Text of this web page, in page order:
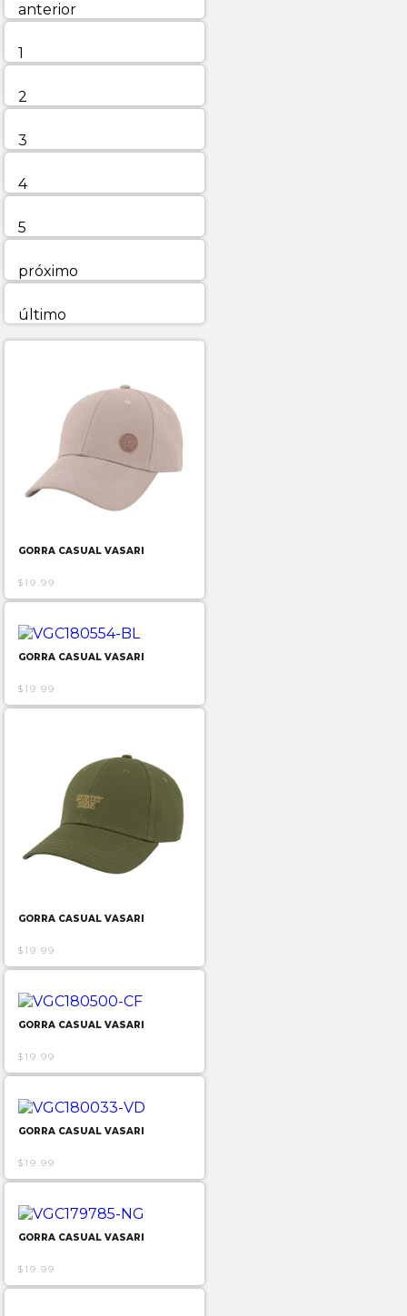
anterior
1
2
3
4
5
próximo
último
GORRA CASUAL VASARI
$19.99
GORRA CASUAL VASARI
$19.99
GORRA CASUAL VASARI
$19.99
GORRA CASUAL VASARI
$19.99
GORRA CASUAL VASARI
$19.99
GORRA CASUAL VASARI
$19.99